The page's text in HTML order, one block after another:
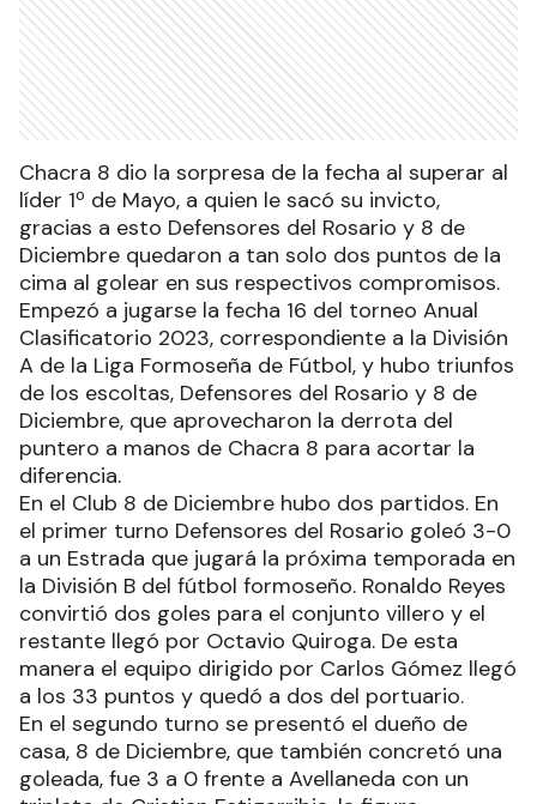
Chacra 8 dio la sorpresa de la fecha al superar al
líder 1º de Mayo, a quien le sacó su invicto,
gracias a esto Defensores del Rosario y 8 de
Diciembre quedaron a tan solo dos puntos de la
cima al golear en sus respectivos compromisos.
Empezó a jugarse la fecha 16 del torneo Anual
Clasificatorio 2023, correspondiente a la División
A de la Liga Formoseña de Fútbol, y hubo triunfos
de los escoltas, Defensores del Rosario y 8 de
Diciembre, que aprovecharon la derrota del
puntero a manos de Chacra 8 para acortar la
diferencia.
En el Club 8 de Diciembre hubo dos partidos. En
el primer turno Defensores del Rosario goleó 3-0
a un Estrada que jugará la próxima temporada en
la División B del fútbol formoseño. Ronaldo Reyes
convirtió dos goles para el conjunto villero y el
restante llegó por Octavio Quiroga. De esta
manera el equipo dirigido por Carlos Gómez llegó
a los 33 puntos y quedó a dos del portuario.
En el segundo turno se presentó el dueño de
casa, 8 de Diciembre, que también concretó una
goleada, fue 3 a 0 frente a Avellaneda con un